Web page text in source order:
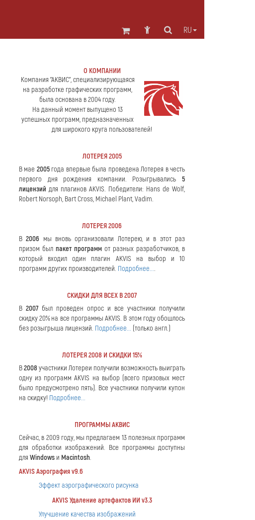
RU
О КОМПАНИИ
Компания "АКВИС", специализирующаяся
на разработке графических программ,
была основана в 2004 году.
На данный момент выпущено 13
успешных программ, предназначенных
для широкого круга пользователей!
ЛОТЕРЕЯ 2005
В мае 2005года впервые была проведена Лотерея в честь
первого дня рождения компании. Розыгрывались 5
лицензий для плагинов AKVIS. Победители: Hans de Wolf,
Robert Norsoph, Bart Cross, Michael Plant, Vadim.
ЛОТЕРЕЯ 2006
В2006 мы вновь организовали Лотерею, и в этот раз
призом был пакет программ от разных разработчиков, в
который входил один плагин AKVIS на выбор и 10
программ других производителей. Подробнее....
СКИДКИ ДЛЯ ВСЕХ В 2007
В 2007 был проведен опрос и все участники получили
скидку 20% на все программы AKVIS. В этом году обошлось
без розыгрыша лицензий. Подробнее... (только англ.)
ЛОТЕРЕЯ 2008 И СКИДКИ 15%
В2008 участники Лотереи получили возможность выиграть
одну из программ AKVIS на выбор (всего призовых мест
было предусмотрено пять). Все участники получили купон
на скидку! Подробнее...
ПРОГРАММЫ АКВИС
Сейчас, в 2009 году, мы предлагаем 13 полезных программ
для обработки изображений. Все программы доступны
для Windows и Macintosh.
AKVIS Аэрография v9.6
Эффект аэрографического рисунка
AKVIS Удаление артефактов ИИ v3.3
Улучшение качества изображений